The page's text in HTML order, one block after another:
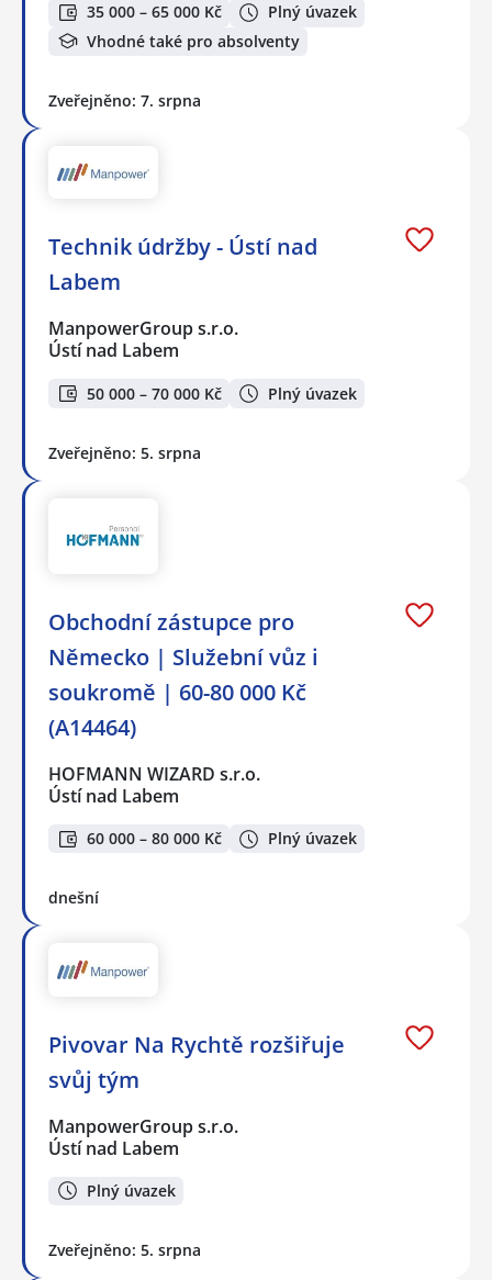
35 000 – 65 000 Kč
Plný úvazek
Vhodné také pro absolventy
Zveřejněno: 7. srpna
Technik údržby - Ústí nad
Labem
ManpowerGroup s.r.o.
Ústí nad Labem
50 000 – 70 000 Kč Plný úvazek
Zveřejněno: 5. srpna
Obchodní zástupce pro
Německo | Služební vůz i
soukromě | 60-80 000 Kč
(A14464)
HOFMANN WIZARD s.r.o.
Ústí nad Labem
60 000 – 80 000 Kč Plný úvazek
dnešní
Pivovar Na Rychtě rozšiřuje
svůj tým
ManpowerGroup s.r.o.
Ústí nad Labem
Plný úvazek
Zveřejněno: 5. srpna